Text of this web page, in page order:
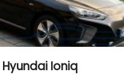
Hyundai Ioniq